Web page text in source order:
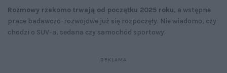
Rozmowy rzekomo trwają od początku 2025 roku, a wstępne
prace badawczo-rozwojowe już się rozpoczęły. Nie wiadomo, czy
chodzi o SUV-a, sedana czy samochód sportowy.